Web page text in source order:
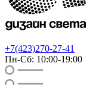
+7(423)270-27-41
Пн-Сб: 10:00-19:00